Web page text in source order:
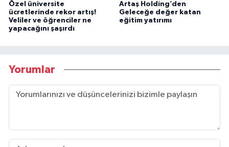
Özel üniversite
ücretlerinde rekor artış!
Veliler ve öğrenciler ne
yapacağını şaşırdı
Artaş Holding’den
Geleceğe değer katan
eğitim yatırımı
Yorumlar